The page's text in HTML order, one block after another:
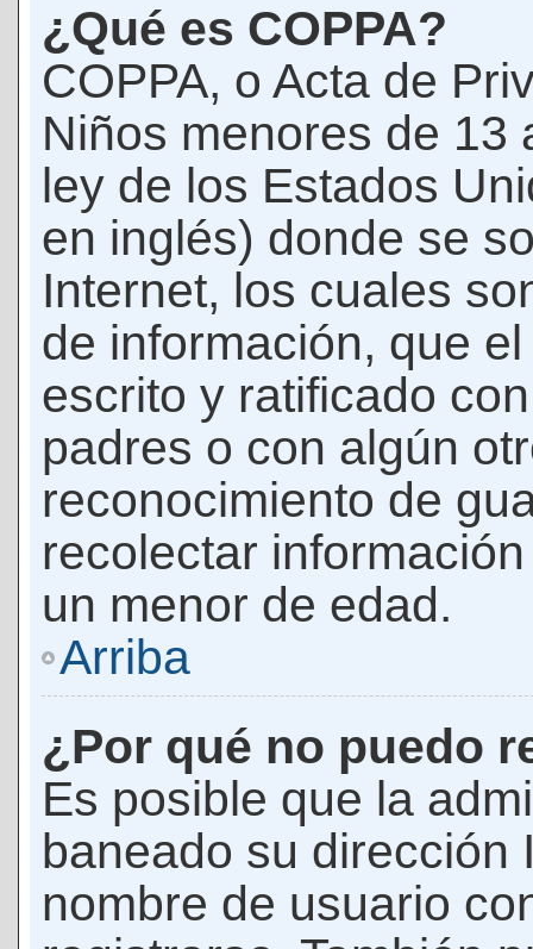
¿Qué es COPPA?
COPPA, o Acta de
Niños menores de 13
ley de los Estados
en inglés) donde se
Internet, los cuales
de información, que
escrito y ratificado
padres o con algún
reconocimiento de
recolectar
un menor de edad.
Arriba
¿Por qué no puedo
Es posible que la
baneado su dirección
nombre de usuario